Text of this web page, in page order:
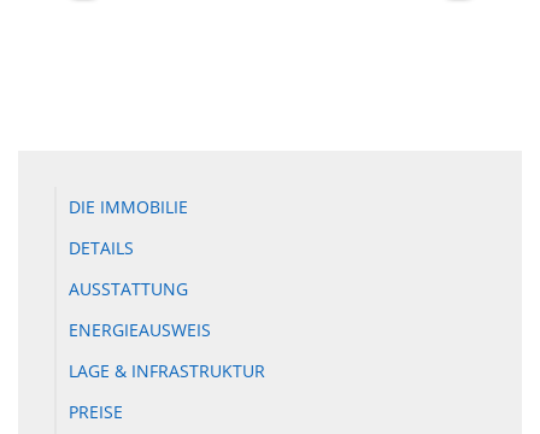
DIE IMMOBILIE
DETAILS
AUSSTATTUNG
ENERGIEAUSWEIS
LAGE & INFRASTRUKTUR
PREISE